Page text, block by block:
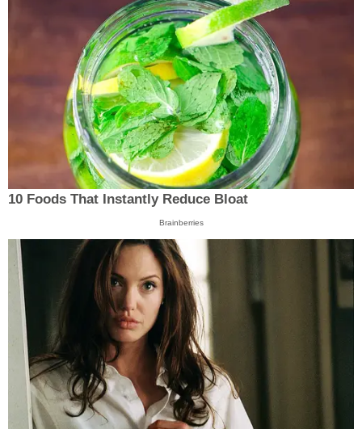
10 Foods That Instantly Reduce Bloat
Brainberries